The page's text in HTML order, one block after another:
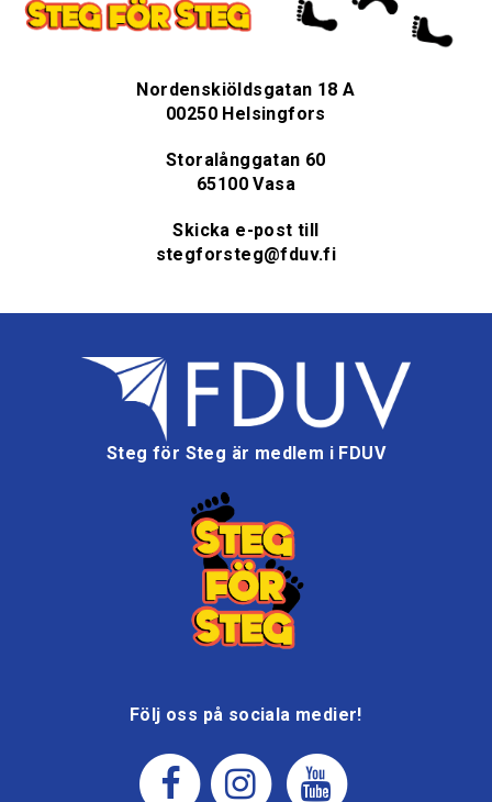
Nordenskiöldsgatan 18 A
00250 Helsingfors
Storalånggatan 60
65100 Vasa
Skicka e-post till
stegforsteg@fduv.fi
Steg för Steg är medlem i FDUV
Följ oss på sociala medier!